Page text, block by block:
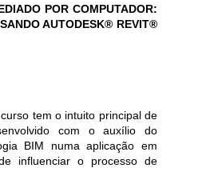
POR COMPUTADOR:
AUTODESK® REVIT®
tem o intuito principal de
com o auxílio do
BIM numa aplicação em
influenciar o processo de
desenvolvendo um projeto
elas se tornam podcast no
em projetos de arquitetura,
importante para a
resolvemos citar e add
abaixo imagens que